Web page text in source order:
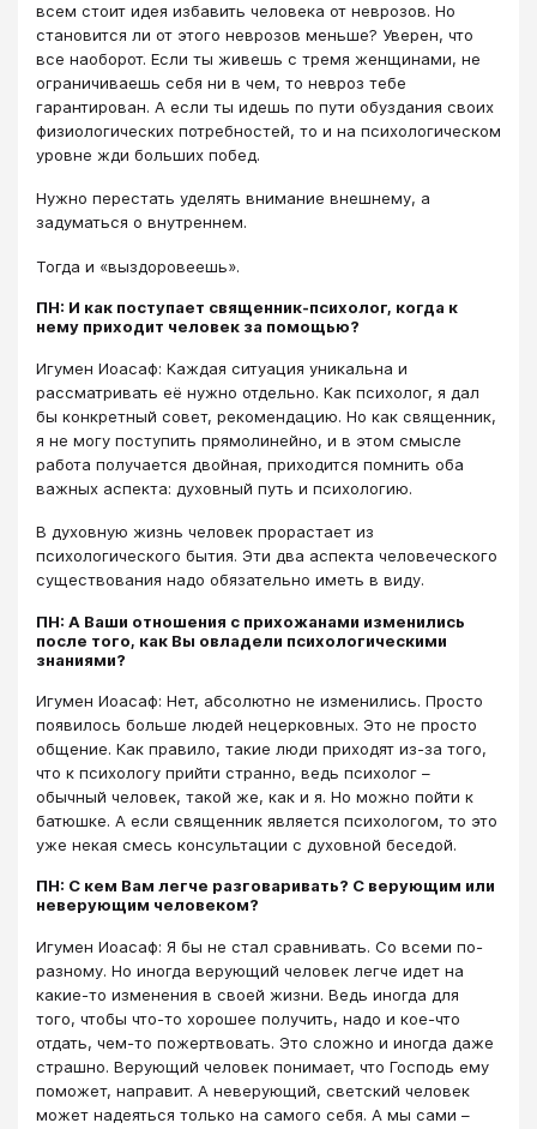
всем стоит идея избавить человека от неврозов. Но
становится ли от этого неврозов меньше? Уверен, что
все наоборот. Если ты живешь с тремя женщинами, не
ограничиваешь себя ни в чем, то невроз тебе
гарантирован. А если ты идешь по пути обуздания своих
физиологических потребностей, то и на психологическом
уровне жди больших побед.
Нужно перестать уделять внимание внешнему, а
задуматься о внутреннем.
Тогда и «выздоровеешь».
ПН: И как поступает священник-психолог, когда к
нему приходит человек за помощью?
Игумен Иоасаф: Каждая ситуация уникальна и
рассматривать её нужно отдельно. Как психолог, я дал
бы конкретный совет, рекомендацию. Но как священник,
я не могу поступить прямолинейно, и в этом смысле
работа получается двойная, приходится помнить оба
важных аспекта: духовный путь и психологию.
В духовную жизнь человек прорастает из
психологического бытия. Эти два аспекта человеческого
существования надо обязательно иметь в виду.
ПН: А Ваши отношения с прихожанами изменились
после того, как Вы овладели психологическими
знаниями?
Игумен Иоасаф: Нет, абсолютно не изменились. Просто
появилось больше людей нецерковных. Это не просто
общение. Как правило, такие люди приходят из-за того,
что к психологу прийти странно, ведь психолог –
обычный человек, такой же, как и я. Но можно пойти к
батюшке. А если священник является психологом, то это
уже некая смесь консультации с духовной беседой.
ПН: С кем Вам легче разговаривать? С верующим или
неверующим человеком?
Игумен Иоасаф: Я бы не стал сравнивать. Со всеми по-
разному. Но иногда верующий человек легче идет на
какие-то изменения в своей жизни. Ведь иногда для
того, чтобы что-то хорошее получить, надо и кое-что
отдать, чем-то пожертвовать. Это сложно и иногда даже
страшно. Верующий человек понимает, что Господь ему
поможет, направит. А неверующий, светский человек
может надеяться только на самого себя. А мы сами –